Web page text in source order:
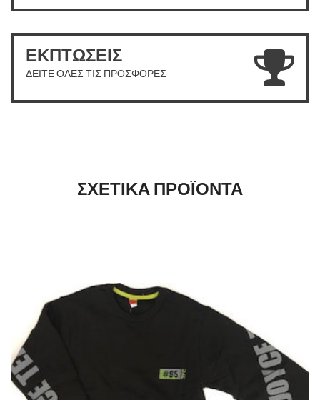
ΕΚΠΤΩΣΕΙΣ
ΔΕΙΤΕ ΟΛΕΣ ΤΙΣ ΠΡΟΣΦΟΡΕΣ
ΣΧΕΤΙΚΑ ΠΡΟΪΟΝΤΑ